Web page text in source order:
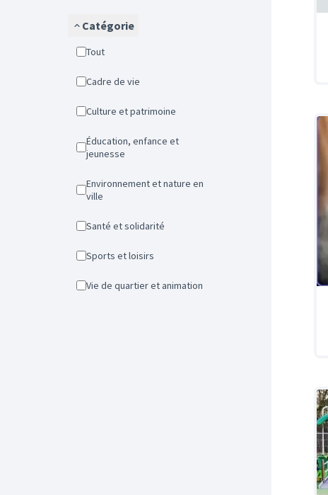
Catégorie
Tout
Cadre de vie
Culture et patrimoine
Éducation, enfance et
jeunesse
Environnement et nature en
ville
Santé et solidarité
Sports et loisirs
Vie de quartier et animation